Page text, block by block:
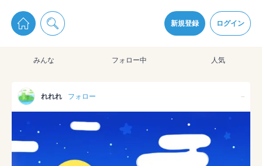
新規登録 ログイン
pixiv Sketchは2024年5月28日付で プライパシーポリシーを改定しました。
通知を受け取るにはここをクリックします
pixiv Sketchアプリでさらに快適に！
みんな フォロー中 人気
れれれ フォロー --